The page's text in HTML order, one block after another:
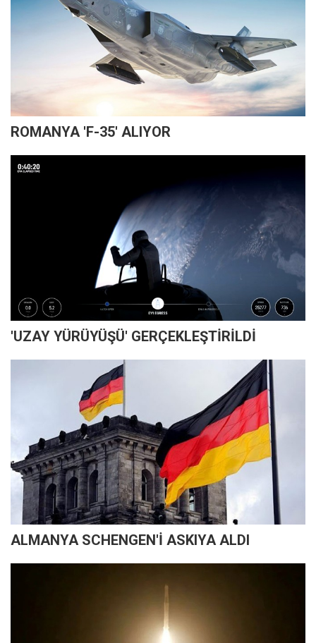
ROMANYA 'F-35' ALIYOR
'UZAY YÜRÜYÜŞÜ' GERÇEKLEŞTİRİLDİ
ALMANYA SCHENGEN'İ ASKIYA ALDI